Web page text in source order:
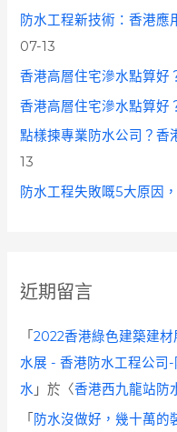
防水工程新技術：香港應
07-13
香港高層住宅滲水點算好
香港高層住宅滲水點算好
點樣揀專業防水公司？香
13
防水工程失敗嘅5大原因
近期留言
「2022香港綠色建築建
水展 - 香港防水工程公司
水 」於〈香港西九龍站防
「 防水沒做好，幾十萬的